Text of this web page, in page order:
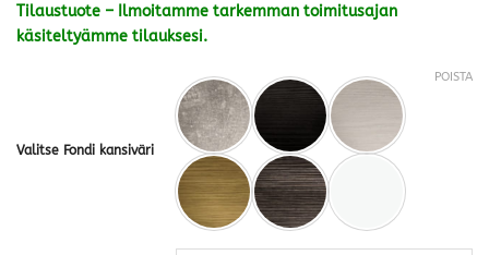
Tilaustuote – Ilmoitamme tarkemman toimitusajan
käsiteltyämme tilauksesi.
Valitse Fondi kansiväri
POISTA